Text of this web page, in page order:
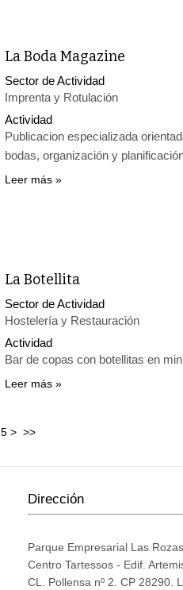
La Boda Magazine
Sector de Actividad
Imprenta y Rotulación
Actividad
Publicacion especializada
bodas, organización y
Leer más
La Botellita
Sector de Actividad
Hostelería y Restauración
Actividad
Bar de copas con botellitas en
Leer más
5 > >>
Dirección
Parque Empresarial Las Rozas
Centro Tartessos - Edif.
CL. Pollensa nº 2. CP 28290.